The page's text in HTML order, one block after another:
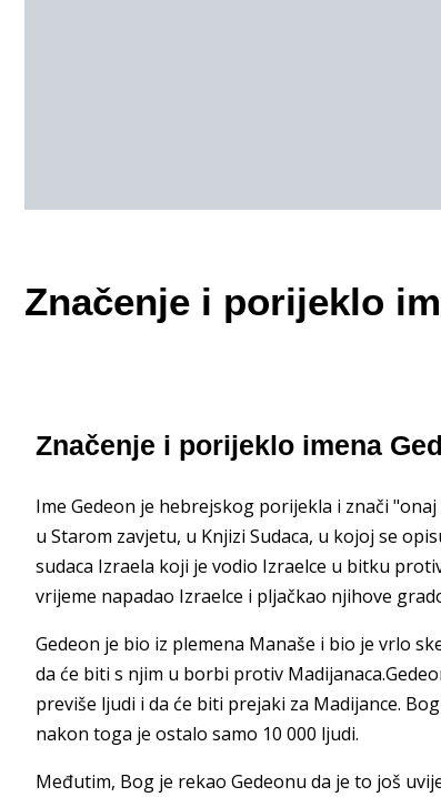
Značenje i porijeklo
Značenje i porijeklo imena
Ime Gedeon je hebrejskog porijekla i znači
u Starom zavjetu, u Knjizi Sudaca, u kojoj se
sudaca Izraela koji je vodio Izraelce u bitku
vrijeme napadao Izraelce i pljačkao njihove
Gedeon je bio iz plemena Manaše i bio je vrlo
da će biti s njim u borbi protiv
previše ljudi i da će biti prejaki za Madijance.
nakon toga je ostalo samo 10 000 ljudi.
Međutim, Bog je rekao Gedeonu da je to još